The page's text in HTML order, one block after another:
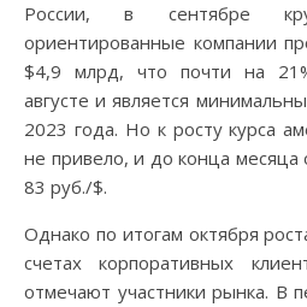
России, в сентябре
ориентированные компании
$4,9 млрд, что почти на
августе и является
2023 года. Но к росту курса
не привело, и до конца
83 руб./$.
Однако по итогам октября
счетах корпоративных
отмечают участники рынка. В